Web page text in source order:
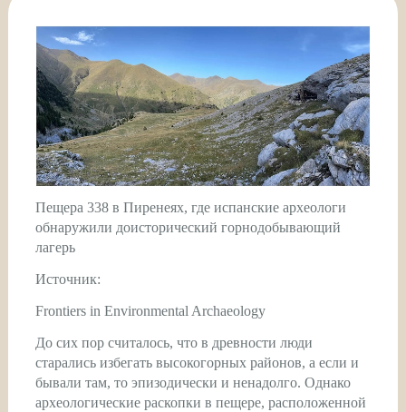
Пещера 338 в Пиренеях, где испанские археологи
обнаружили доисторический горнодобывающий
лагерь
Источник:
Frontiers in Environmental Archaeology
До сих пор считалось, что в древности люди
старались избегать высокогорных районов, а если и
бывали там, то эпизодически и ненадолго. Однако
археологические раскопки в пещере, расположенной